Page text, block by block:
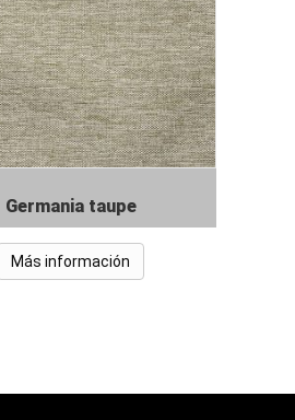
Germania taupe
Más información